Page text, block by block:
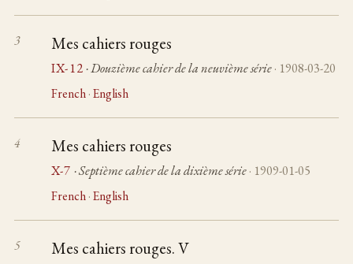
Mes cahiers rouges
IX-12 · Douzième cahier de la neuvième série· 1908-03-20
French ·English
Mes cahiers rouges
X-7 · Septième cahier de la dixième série · 1909-01-05
French ·English
Mes cahiers rouges. V